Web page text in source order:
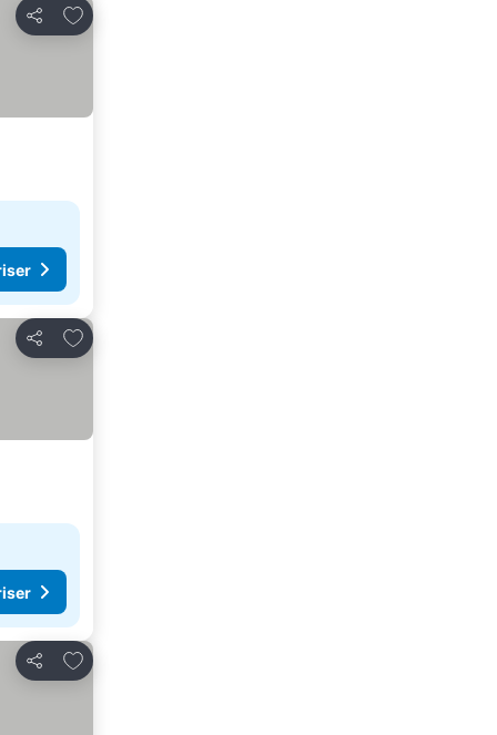
Dela
Lägg till i Mina Favoriter
Dela
Lägg till i Mina Favoriter
Dela
Lägg till i Mina Favoriter